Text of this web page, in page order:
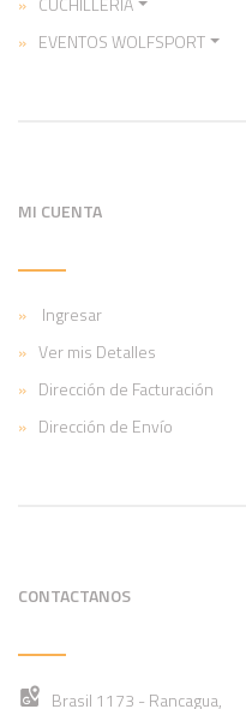
EVENTOS WOLFSPORT
MI CUENTA
Ingresar
Ver mis Detalles
Dirección de Facturación
Dirección de Envío
CONTACTANOS
Brasil 1173 - Rancagua,